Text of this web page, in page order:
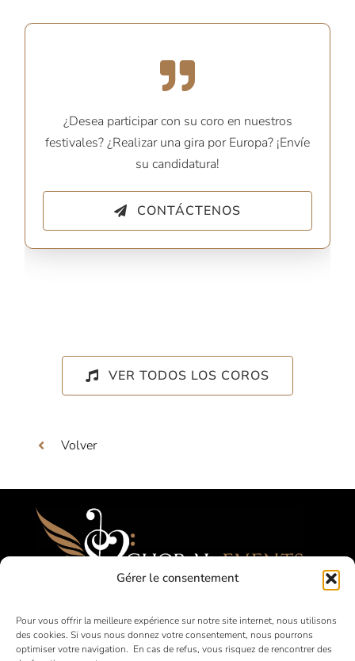
Gérer le consentement
Pour vous offrir la meilleure expérience sur notre site internet, nous utilisons
des cookies. Si vous nous donnez votre consentement, nous pourrons
optimiser votre navigation. En cas de refus, vous risquez de rencontrer des
¿Desea participar con su coro en nuestros
festivales? ¿Realizar una gira por Europa? ¡Envíe
su candidatura!
CONTÁCTENOS
VER TODOS LOS COROS
Volver
Festivales, Concours, Giras para Coros
Aficionados